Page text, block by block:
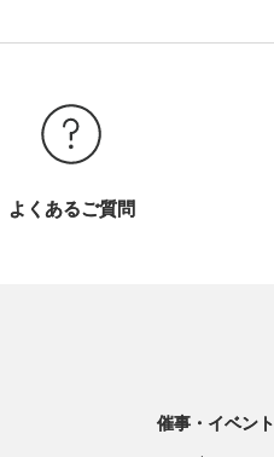
よくあるご質問
催事・イベント